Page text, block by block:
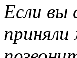
Если вы